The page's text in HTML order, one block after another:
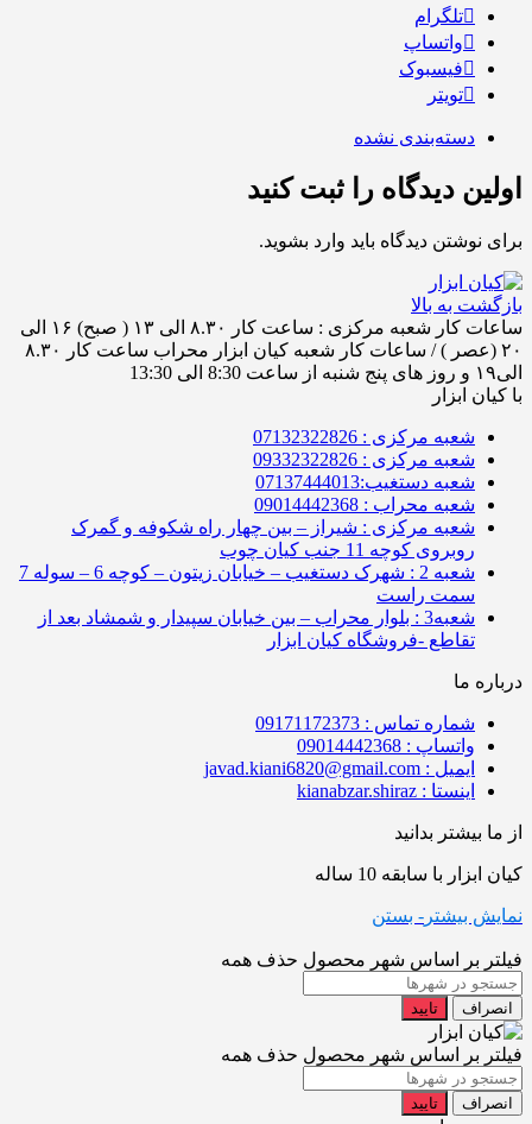
تلگرام
واتساپ
فیسبوک
تویتر
دسته‌بندی نشده
اولین دیدگاه را ثبت کنید
برای نوشتن دیدگاه باید وارد بشوید.
بازگشت به بالا
ساعات کار شعبه مرکزی : ساعت کار ۸.۳۰ الی ۱۳ ( صبح) ۱۶ الی
۲۰ (عصر ) / ساعات کار شعبه کیان ابزار محراب ساعت کار ۸.۳۰
الی۱۹ و روز های پنج شنبه از ساعت 8:30 الی 13:30
با کیان ابزار
شعبه مرکزی : 07132322826
شعبه مرکزی : 09332322826
شعبه دستغیب:07137444013
شعبه محراب : 09014442368
شعبه مرکزی : شیراز – بین چهار راه شکوفه و گمرک
روبروی کوچه 11 جنب کیان چوب
شعبه 2 : شهرک دستغیب – خیابان زیتون – کوچه 6 – سوله 7
سمت راست
شعبه3 : بلوار محراب – بین خیابان سپیدار و شمشاد بعد از
تقاطع -فروشگاه کیان ابزار
درباره ما
شماره تماس : 09171172373
واتساپ : 09014442368
ایمیل : javad.kiani6820@gmail.com
اینستا : kianabzar.shiraz
از ما بیشتر بدانید
کیان ابزار با سابقه 10 ساله
نمایش بیشتر - بستن
فیلتر بر اساس شهر محصول حذف همه
انصراف تایید
فیلتر بر اساس شهر محصول حذف همه
انصراف تایید